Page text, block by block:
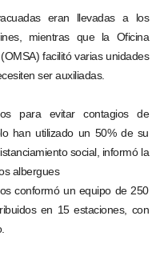
eran llevadas a los
mientras que la Oficina
facilitó varias unidades
ser auxiliadas.
para evitar contagios de
han utilizado un 50% de su
social, informó la
albergues
conformó un equipo de 250
en 15 estaciones, con